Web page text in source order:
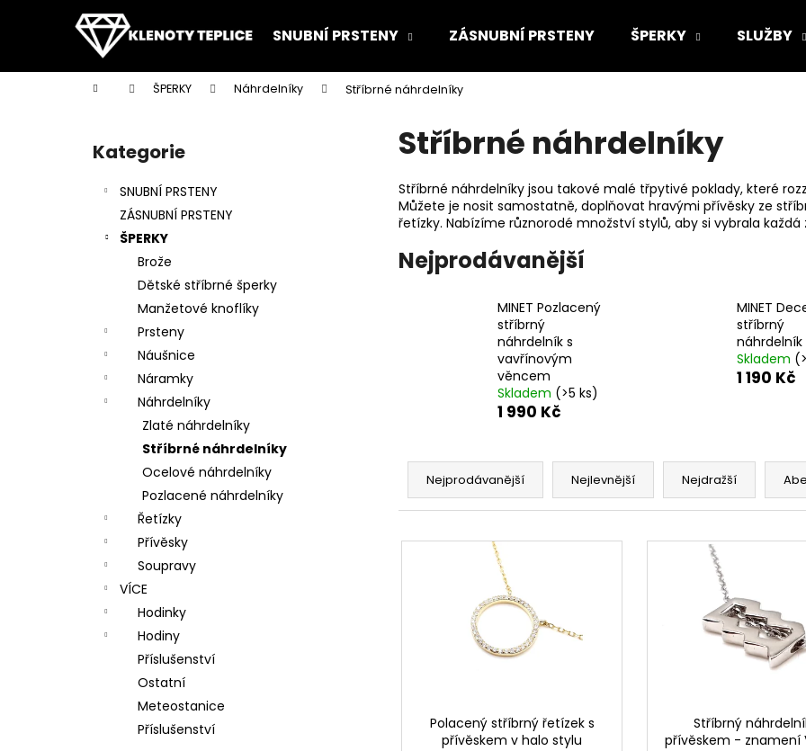
SNUBNÍ PRSTENY ZÁSNUBNÍ PRSTENY ŠPERKY SLUŽBY
Domů ŠPERKY Náhrdelníky Stříbrné náhrdelníky
Přeskočit
kategorie
Kategorie
SNUBNÍ PRSTENY
ZÁSNUBNÍ PRSTENY
ŠPERKY
Brože
Dětské stříbrné šperky
Manžetové knoflíky
Prsteny
Náušnice
Náramky
Náhrdelníky
Zlaté náhrdelníky
Stříbrné náhrdelníky
Ocelové náhrdelníky
Pozlacené náhrdelníky
Řetízky
Přívěsky
Soupravy
VÍCE
Hodinky
Hodiny
Příslušenství
Ostatní
Meteostanice
Příslušenství
Stříbrné náhrdelníky
Stříbrné náhrdelníky jsou takové malé třpytivé poklady, které
Můžete je nosit samostatně, doplňovat hravými přívěsky ze
řetízky. Nabízíme různorodé množství stylů, aby si vybrala každá
Nejprodávanější
MINET Pozlacený
stříbrný
náhrdelník s
vavřínovým
věncem
Skladem (>5 ks)
1 990 Kč
MINET
stříbrný
náhrdelník
Skladem
1 190 Kč
Ř
z
Nejprodávanější Nejlevnější Nejdražší
V
Polacený stříbrný řetízek s
přívěskem v halo stylu
Stříbrný
přívěskem - znamení
í
Zpět
do
Zpět
do
Co potřebujete najít?
HLEDAT
Doporučujeme